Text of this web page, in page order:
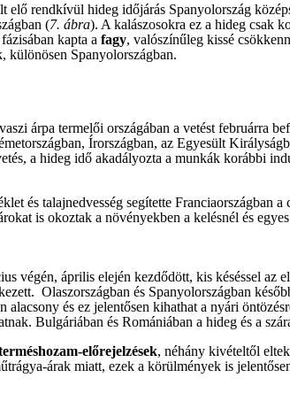
rendkívül hideg időjárás Spanyolország
(7. ábra). A kalászosokra ez a hideg csak
kapta a fagy, valószínűleg kissé
különösen Spanyolországban.
árpa termelői országában a vetést februárra
Írországban, az Egyesült
a hideg idő akadályozta a munkák korábbi
és talajnedvesség segítette
is okoztak a növényekben a kelésnél és
végén, április elején kezdődött, kis késéssel az
Olaszországban és Spanyolországban
alacsony és ez jelentősen kihathat a nyári
Bulgáriában és Romániában a hideg és a
előrejelzések, néhány kivételtől
árak miatt, ezek a körülmények is